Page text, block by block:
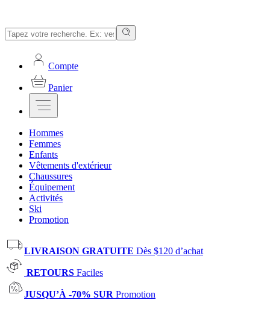
Compte
Panier
Hommes
Femmes
Enfants
Vêtements d'extérieur
Chaussures
Équipement
Activités
Ski
Promotion
LIVRAISON GRATUITE Dès $120 d’achat
RETOURS Faciles
JUSQU’À -70% SUR Promotion